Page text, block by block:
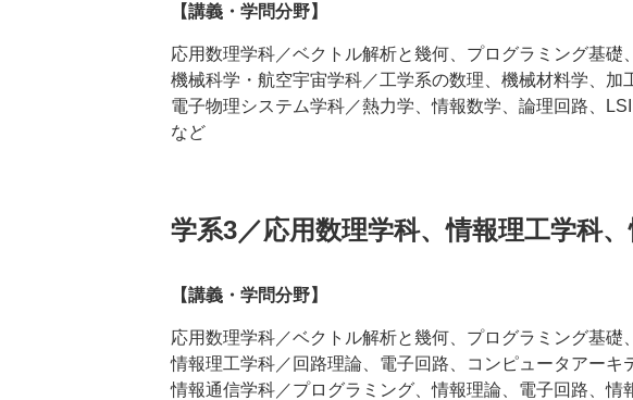
【講義・学問分野】
応用数理学科／ベクトル解析と幾何、プログラミング基礎
機械科学・航空宇宙学科／工学系の数理、機械材料学、加
電子物理システム学科／熱力学、情報数学、論理回路、
など
学系3／応用数理学科、情報理工学科
【講義・学問分野】
応用数理学科／ベクトル解析と幾何、プログラミング基礎
情報理工学科／回路理論、電子回路、コンピュータアーキ
情報通信学科／プログラミング、情報理論、電子回路、